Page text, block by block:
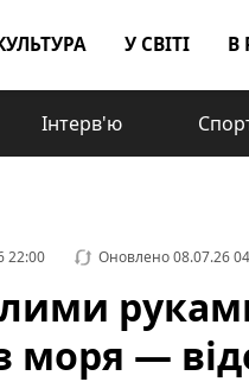
У СВІТІ В
Інтерв'ю
22:00 Оновлено08.07.26
моря —